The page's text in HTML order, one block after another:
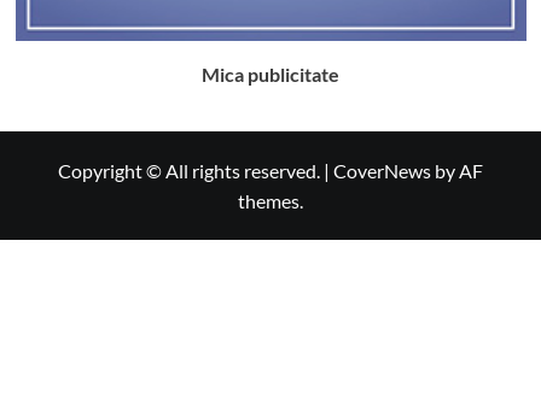
Mica publicitate
Copyright © All rights reserved. | CoverNews by AF
themes.